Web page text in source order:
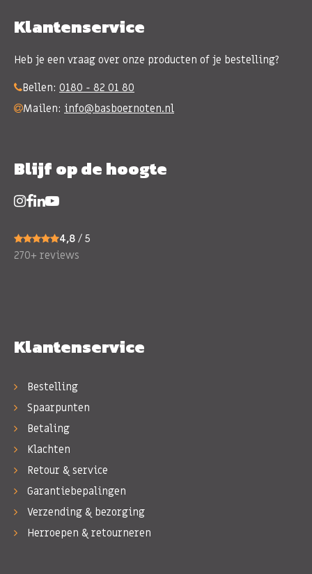
Klantenservice
Heb je een vraag over onze producten of je bestelling?
Bellen: 0180 - 82 01 80
Mailen: info@basboernoten.nl
Blijf op de hoogte
4,8 / 5
270+ reviews
Klantenservice
Bestelling
Spaarpunten
Betaling
Klachten
Retour & service
Garantiebepalingen
Verzending & bezorging
Herroepen & retourneren